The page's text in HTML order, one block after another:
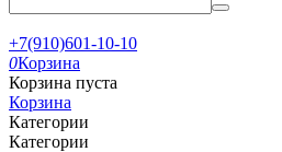
+7(910)601-10-10
0Корзина
Корзина пуста
Корзина
Категории
Категории